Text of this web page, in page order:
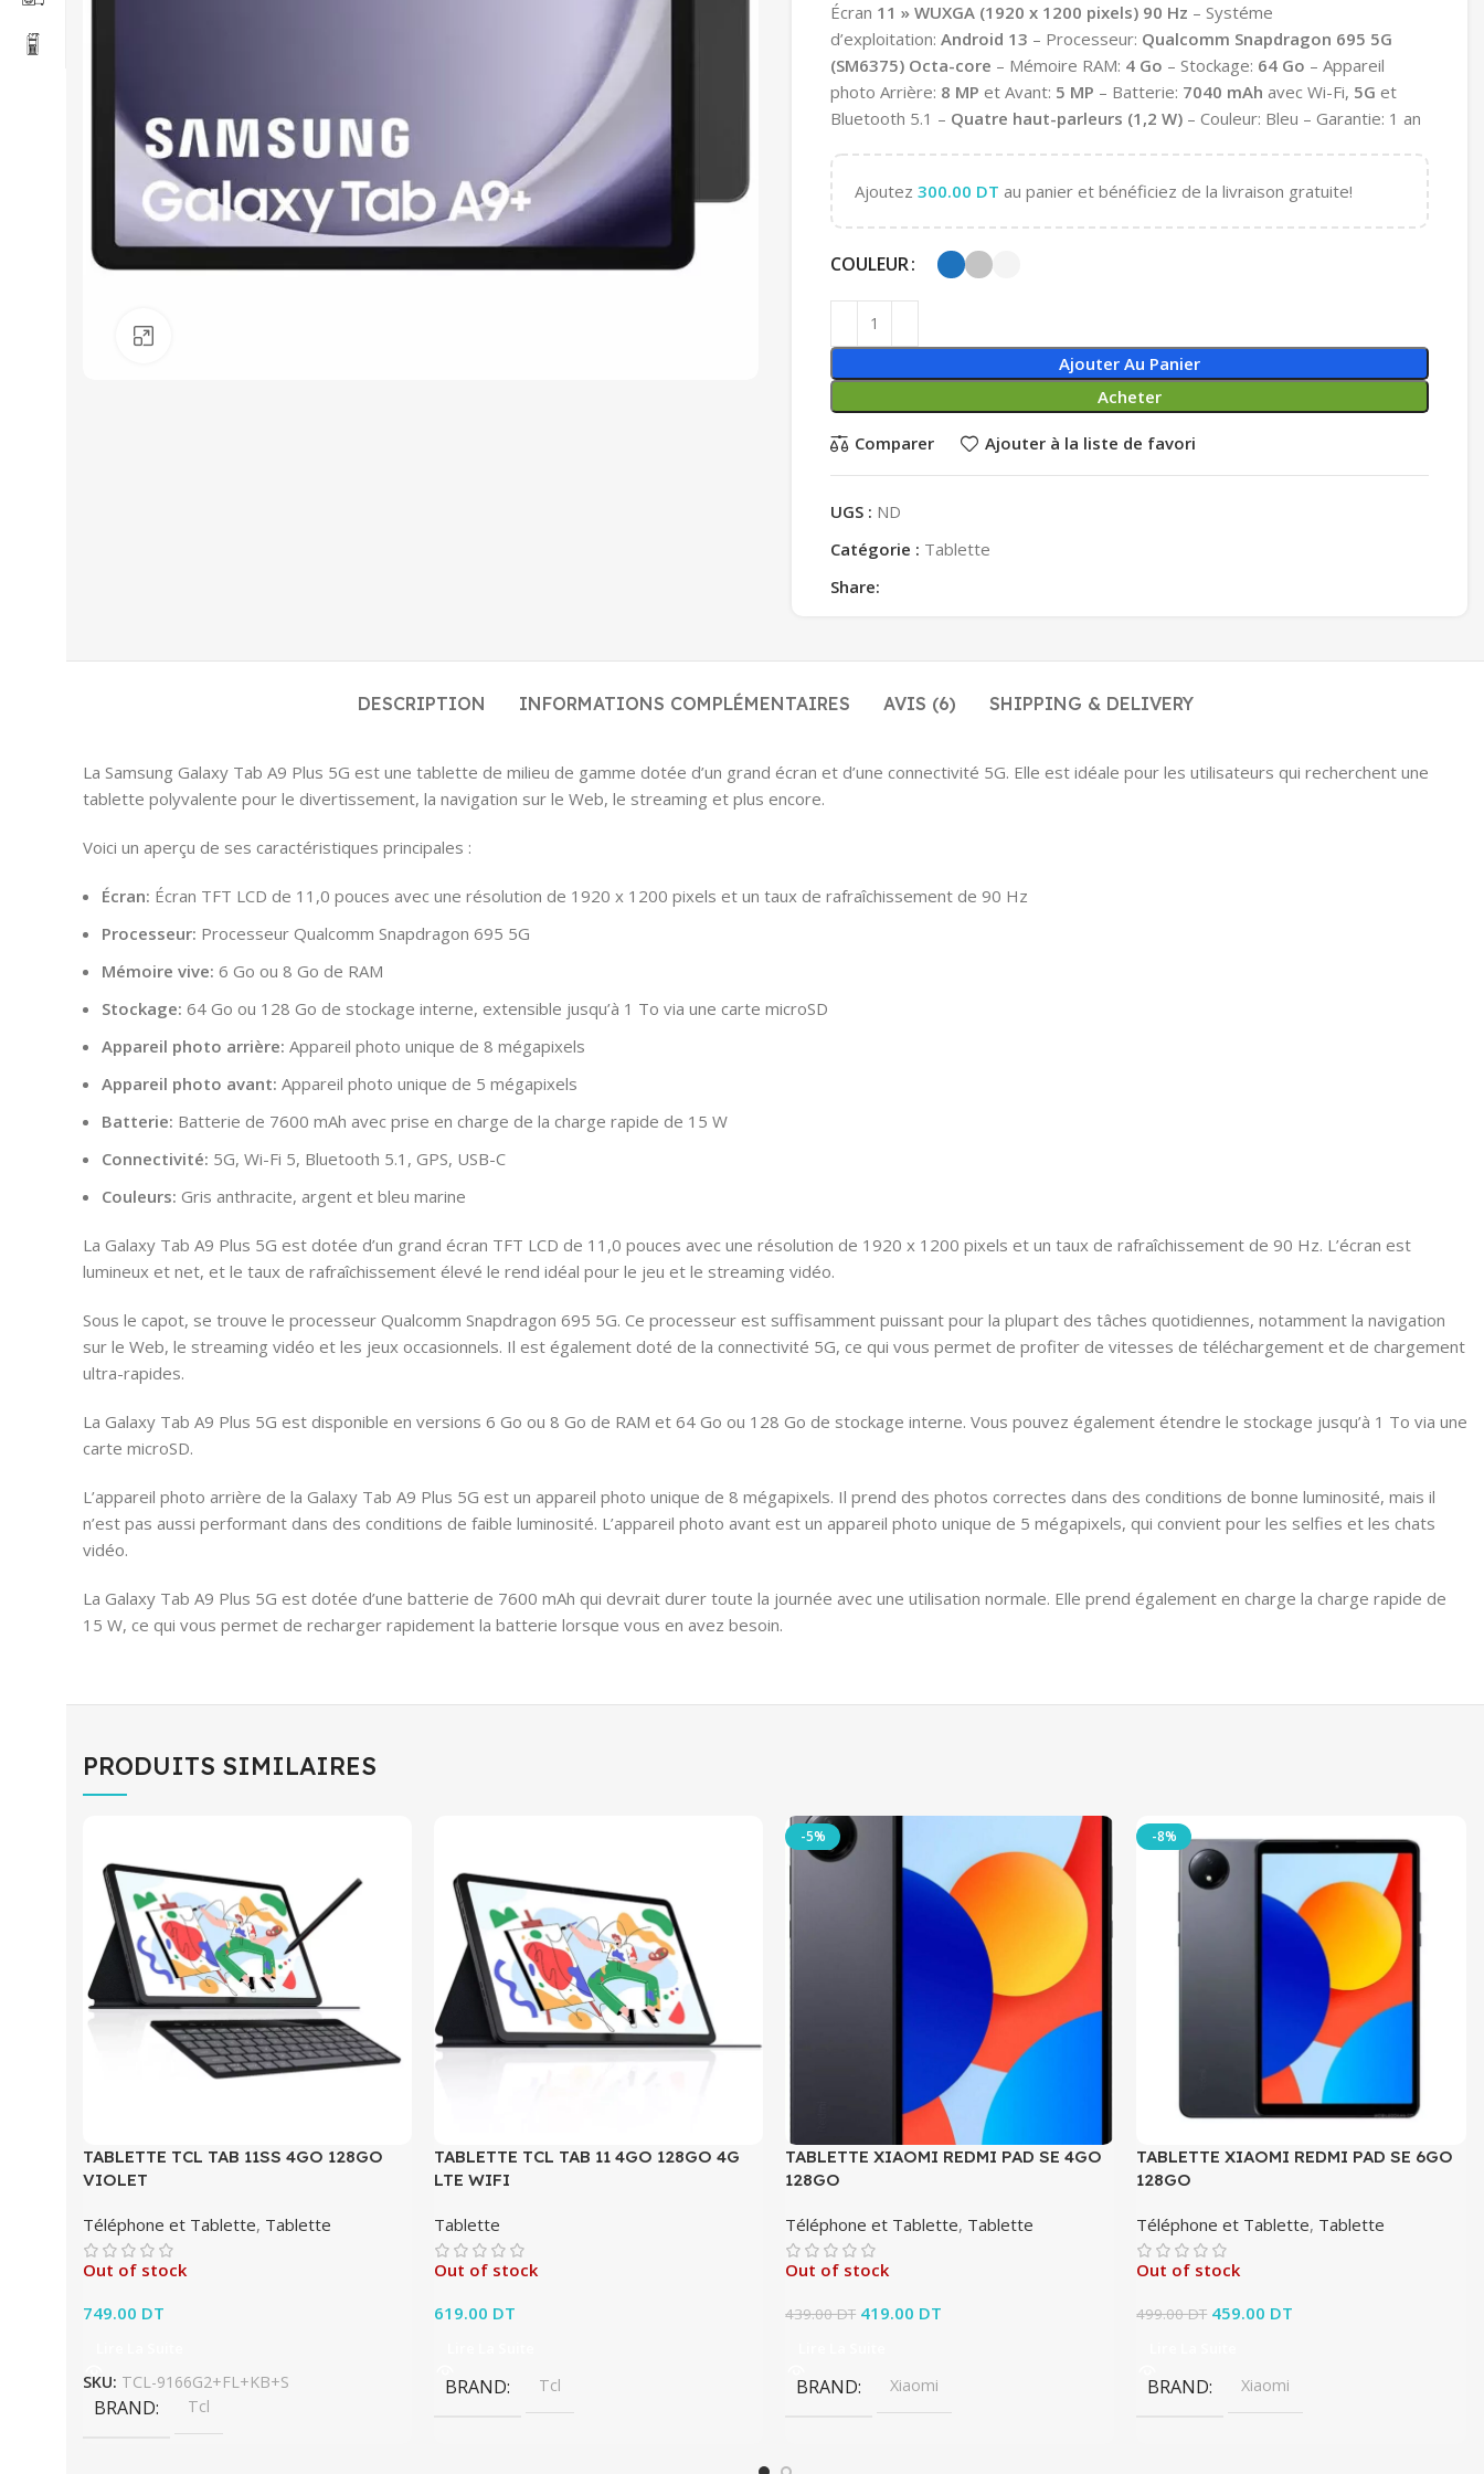
Écran 11 » WUXGA (1920 x 1200 pixels) 90 Hz – Systéme
d’exploitation: Android 13 – Processeur: Qualcomm Snapdragon 695 5G
(SM6375) Octa-core – Mémoire RAM: 4 Go – Stockage: 64 Go – Appareil
photo Arrière: 8 MP et Avant: 5 MP – Batterie: 7040 mAh avec Wi-Fi, 5G et
Bluetooth 5.1 – Quatre haut-parleurs (1,2 W) – Couleur: Bleu – Garantie: 1 an
Ajoutez 300.00 DT au panier et bénéficiez de la livraison gratuite!
COULEUR
Ajouter Au Panier
Acheter
Comparer Ajouter à la liste de favori
UGS : ND
Catégorie : Tablette
Share:
DESCRIPTION INFORMATIONS COMPLÉMENTAIRES AVIS (6) SHIPPING & DELIVERY
La Samsung Galaxy Tab A9 Plus 5G est une tablette de milieu de gamme dotée d’un grand écran et d’une connectivité 5G. Elle est idéale pour les utilisateurs qui recherchent une
tablette polyvalente pour le divertissement, la navigation sur le Web, le streaming et plus encore.
Voici un aperçu de ses caractéristiques principales :
Écran: Écran TFT LCD de 11,0 pouces avec une résolution de 1920 x 1200 pixels et un taux de rafraîchissement de 90 Hz
Processeur: Processeur Qualcomm Snapdragon 695 5G
Mémoire vive: 6 Go ou 8 Go de RAM
Stockage: 64 Go ou 128 Go de stockage interne, extensible jusqu’à 1 To via une carte microSD
Appareil photo arrière: Appareil photo unique de 8 mégapixels
Appareil photo avant: Appareil photo unique de 5 mégapixels
Batterie: Batterie de 7600 mAh avec prise en charge de la charge rapide de 15 W
Connectivité: 5G, Wi-Fi 5, Bluetooth 5.1, GPS, USB-C
Couleurs: Gris anthracite, argent et bleu marine
La Galaxy Tab A9 Plus 5G est dotée d’un grand écran TFT LCD de 11,0 pouces avec une résolution de 1920 x 1200 pixels et un taux de rafraîchissement de 90 Hz. L’écran est
lumineux et net, et le taux de rafraîchissement élevé le rend idéal pour le jeu et le streaming vidéo.
Sous le capot, se trouve le processeur Qualcomm Snapdragon 695 5G. Ce processeur est suffisamment puissant pour la plupart des tâches quotidiennes, notamment la navigation
sur le Web, le streaming vidéo et les jeux occasionnels. Il est également doté de la connectivité 5G, ce qui vous permet de profiter de vitesses de téléchargement et de chargement
ultra-rapides.
La Galaxy Tab A9 Plus 5G est disponible en versions 6 Go ou 8 Go de RAM et 64 Go ou 128 Go de stockage interne. Vous pouvez également étendre le stockage jusqu’à 1 To via une
carte microSD.
L’appareil photo arrière de la Galaxy Tab A9 Plus 5G est un appareil photo unique de 8 mégapixels. Il prend des photos correctes dans des conditions de bonne luminosité, mais il
n’est pas aussi performant dans des conditions de faible luminosité. L’appareil photo avant est un appareil photo unique de 5 mégapixels, qui convient pour les selfies et les chats
vidéo.
La Galaxy Tab A9 Plus 5G est dotée d’une batterie de 7600 mAh qui devrait durer toute la journée avec une utilisation normale. Elle prend également en charge la charge rapide de
15 W, ce qui vous permet de recharger rapidement la batterie lorsque vous en avez besoin.
PRODUITS SIMILAIRES
TABLETTE TCL TAB 11SS 4GO 128GO
VIOLET
Téléphone et Tablette, Tablette
Out of stock
749.00 DT
SKU: TCL-9166G2+FL+KB+S
BRAND Tcl
TABLETTE TCL TAB 11 4GO 128GO 4G
LTE WIFI
Tablette
Out of stock
619.00 DT
BRAND Tcl
-5%
TABLETTE XIAOMI REDMI PAD SE 4GO
128GO
Téléphone et Tablette, Tablette
Out of stock
439.00DT Le prix initial était : 439.00 DT.
419.00 DT
BRAND Xiaomi
-8%
TABLETTE XIAOMI REDMI PAD SE 6GO
128GO
Téléphone et Tablette, Tablette
Out of stock
499.00DT Le prix initial était : 499.00 DT.
459.00 DT
BRAND Xiaomi